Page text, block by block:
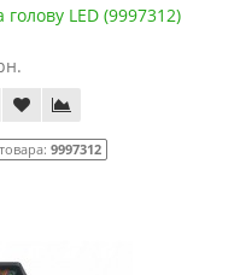
LED (9997312)
9997312